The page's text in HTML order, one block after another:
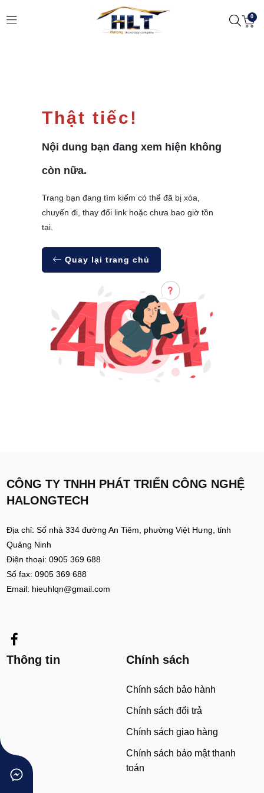
0
Thật tiếc!
Nội dung bạn đang xem hiện không
còn nữa.
Trang bạn đang tìm kiếm có thể đã bị xóa,
chuyển đi, thay đổi link hoặc chưa bao giờ tồn
tại.
Quay lại trang chủ
CÔNG TY TNHH PHÁT TRIỂN CÔNG NGHỆ
HALONGTECH
Địa chỉ: Số nhà 334 đường An Tiêm, phường Việt Hưng, tỉnh
Quảng Ninh
Điện thoại: 0905 369 688
Số fax: 0905 369 688
Email: hieuhlqn@gmail.com
Thông tin Chính sách
Chính sách bảo hành
Chính sách đổi trả
Chính sách giao hàng
Chính sách bảo mật thanh
toán